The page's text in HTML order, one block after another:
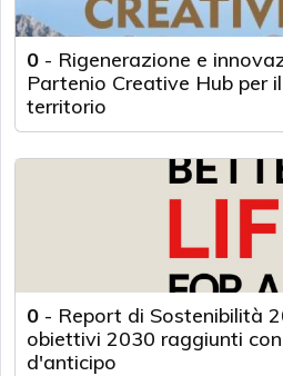
0 - Rigenerazione e
Partenio Creative Hub per
territorio
0 - Report di Sostenibilità
obiettivi 2030 raggiunti
d'anticipo